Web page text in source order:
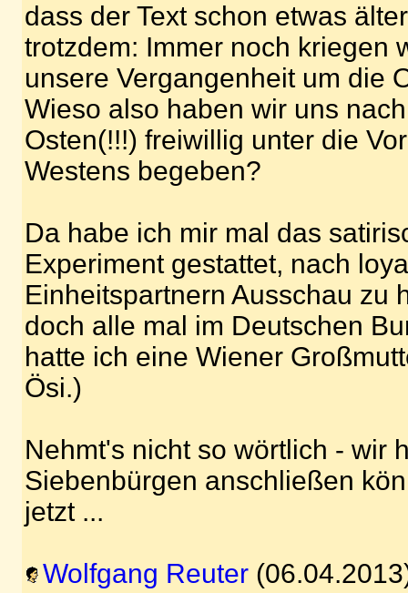
dass der Text schon etwas
trotzdem: Immer noch kriegen
unsere Vergangenheit um die
Wieso also haben wir uns
Osten(!!!) freiwillig unter die
Westens begeben?
Da habe ich mir mal das
Experiment gestattet, nach
Einheitspartnern Ausschau zu
doch alle mal im Deutschen
hatte ich eine Wiener
Ösi.)
Nehmt's nicht so wörtlich - wir
Siebenbürgen anschließen
jetzt ...
Wolfgang Reuter